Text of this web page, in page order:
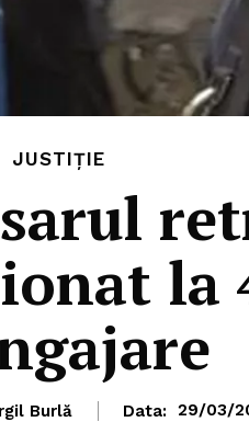
JUSTIȚIE
la
Burlă Data: 29/03/